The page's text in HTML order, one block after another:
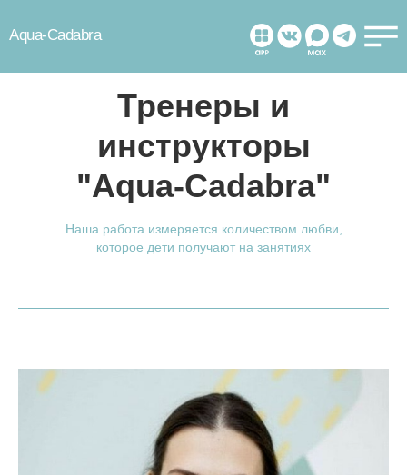
Aqua-Cadabra
Тренеры и
инструкторы
"Aqua-Cadabra"
Наша работа измеряется количеством любви,
которое дети получают на занятиях